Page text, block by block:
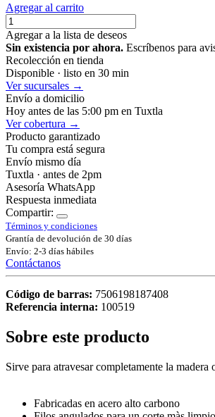
Agregar al carrito
Agregar a la lista de deseos
Sin existencia por ahora. Escríbenos para
Recolección en tienda
Disponible · listo en 30 min
Ver sucursales →
Envío a domicilio
Hoy antes de las 5:00 pm en Tuxtla
Ver cobertura →
Producto garantizado
Tu compra está segura
Envío mismo día
Tuxtla · antes de 2pm
Asesoría WhatsApp
Respuesta inmediata
Compartir:
Términos y condiciones
Grantía de devolución de 30 días
Envío: 2-3 días hábiles
Contáctanos
Código de barras: 7506198187408
Referencia interna: 100519
Sobre este producto
Sirve para atravesar completamente la
Fabricadas en acero alto carbono